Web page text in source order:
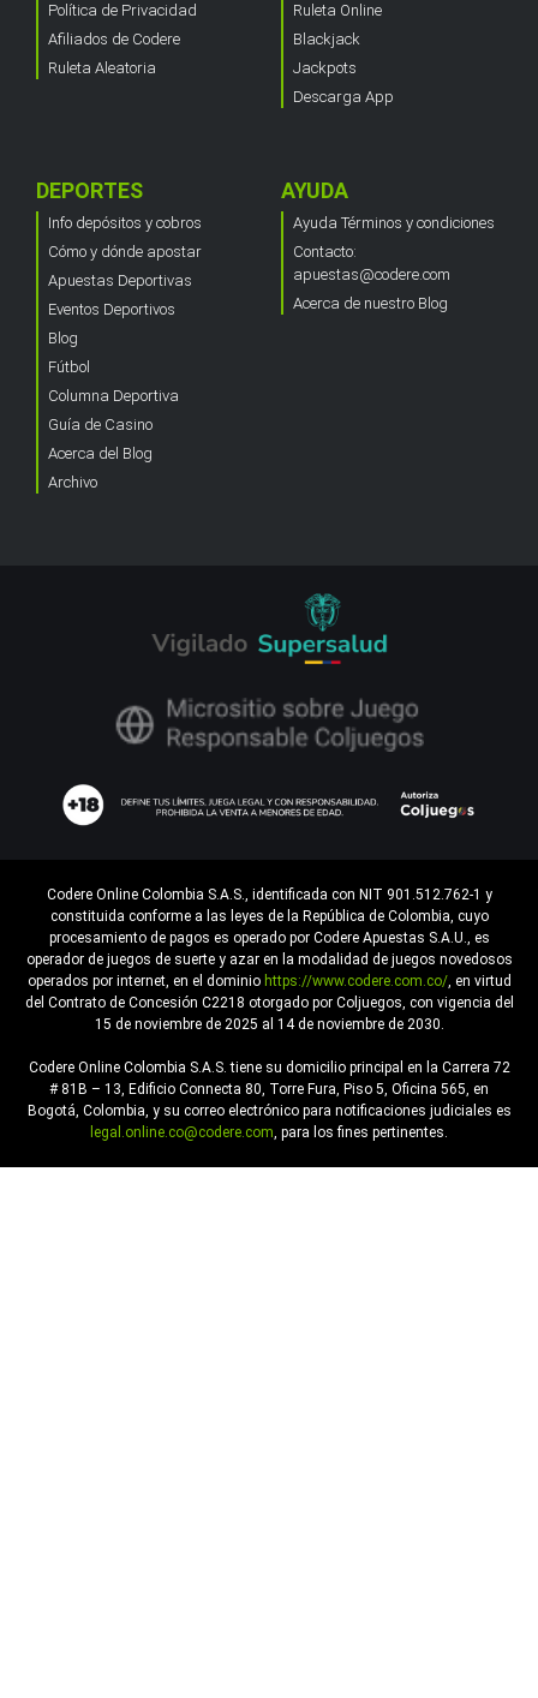
Política de Privacidad
Afiliados de Codere
Ruleta Aleatoria
Ruleta Online
Blackjack
Jackpots
Descarga App
DEPORTES
Info depósitos y cobros
Cómo y dónde apostar
Apuestas Deportivas
Eventos Deportivos
Blog
Fútbol
Columna Deportiva
Guía de Casino
Acerca del Blog
Archivo
AYUDA
Ayuda Términos y condiciones
Contacto:
apuestas@codere.com
Acerca de nuestro Blog
Codere Online Colombia S.A.S., identificada con NIT 901.512.762-1 y
constituida conforme a las leyes de la República de Colombia, cuyo
procesamiento de pagos es operado por Codere Apuestas S.A.U., es
operador de juegos de suerte y azar en la modalidad de juegos novedosos
operados por internet, en el dominio https://www.codere.com.co/, en virtud
del Contrato de Concesión C2218 otorgado por Coljuegos, con vigencia del
15 de noviembre de 2025 al 14 de noviembre de 2030.
Codere Online Colombia S.A.S. tiene su domicilio principal en la Carrera 72
# 81B – 13, Edificio Connecta 80, Torre Fura, Piso 5, Oficina 565, en
Bogotá, Colombia, y su correo electrónico para notificaciones judiciales es
legal.online.co@codere.com , para los fines pertinentes.